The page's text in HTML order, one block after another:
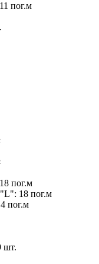
11 пог.м
18 пог.м
"L": 18 пог.м
4 пог.м
шт.